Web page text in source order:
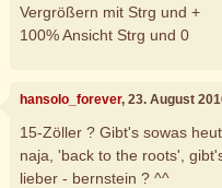
Vergrößern mit Strg und +
100% Ansicht Strg und 0
hansolo_forever, 23. August
15-Zöller ? Gibt's sowas
naja, 'back to the roots',
lieber - bernstein ? ^^